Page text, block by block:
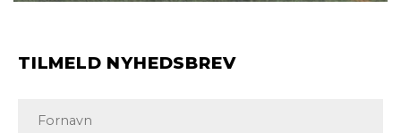
TILMELD NYHEDSBREV